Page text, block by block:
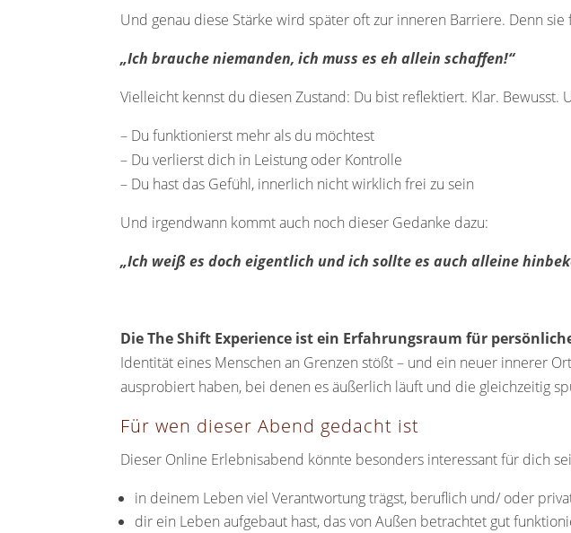
Und genau diese Stärke wird später oft zur inneren Barriere. Denn
„Ich brauche niemanden, ich muss es eh allein schaffen!“
Vielleicht kennst du diesen Zustand: Du bist reflektiert. Klar.
– Du funktionierst mehr als du möchtest
– Du verlierst dich in Leistung oder Kontrolle
– Du hast das Gefühl, innerlich nicht wirklich frei zu sein
Und irgendwann kommt auch noch dieser Gedanke dazu:
„Ich weiß es doch eigentlich und ich sollte es auch alleine
Die The Shift Experience ist ein Erfahrungsraum für
Identität eines Menschen an Grenzen stößt – und ein neuer innerer
ausprobiert haben, bei denen es äußerlich läuft und die gleichzeitig
Für wen dieser Abend gedacht ist
Dieser Online Erlebnisabend könnte besonders interessant für dich
in deinem Leben viel Verantwortung trägst, beruflich und/ oder
dir ein Leben aufgebaut hast, das von Außen betrachtet gut